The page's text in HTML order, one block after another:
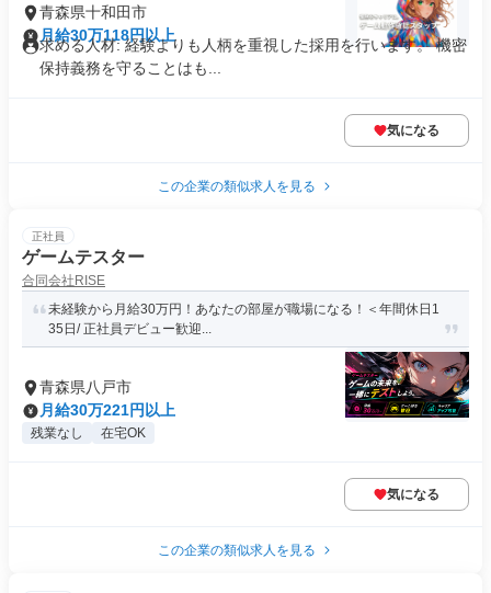
青森県十和田市
月給30万118円以上
求める人材: 経験よりも人柄を重視した採用を行います。 機密
保持義務を守ることはも...
気になる
この企業の類似求人を見る
正社員
ゲームテスター
合同会社RISE
未経験から月給30万円！あなたの部屋が職場になる！＜年間休日1
35日/ 正社員デビュー歓迎...
青森県八戸市
月給30万221円以上
残業なし 在宅OK
気になる
この企業の類似求人を見る